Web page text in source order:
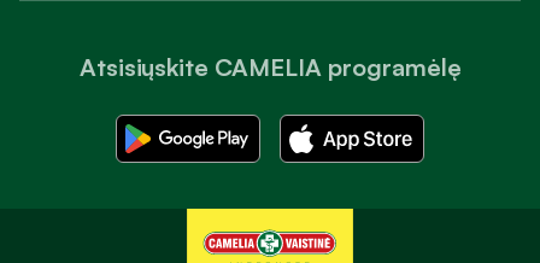
Atsisiųskite CAMELIA programėlę